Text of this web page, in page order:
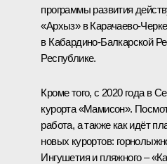
программы развития
«Архыз» в Карачаево-
в Кабардино-Балкарской
Республике.
Кроме того, с 2020 года в
курорта «Мамисон».
работа, а также как идёт
новых курортов:
Ингушетия и пляжного –